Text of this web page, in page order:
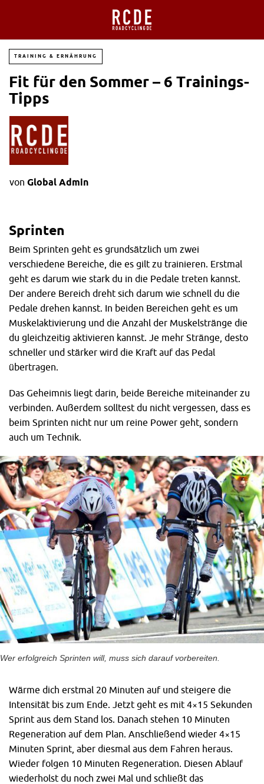
TRAINING & ERNÄHRUNG
Fit für den Sommer – 6 Trainings-
Tipps
von Global Admin
Sprinten
Beim Sprinten geht es grundsätzlich um zwei
verschiedene Bereiche, die es gilt zu trainieren. Erstmal
geht es darum wie stark du in die Pedale treten kannst.
Der andere Bereich dreht sich darum wie schnell du die
Pedale drehen kannst. In beiden Bereichen geht es um
Muskelaktivierung und die Anzahl der Muskelstränge die
du gleichzeitig aktivieren kannst. Je mehr Stränge, desto
schneller und stärker wird die Kraft auf das Pedal
übertragen.
Das Geheimnis liegt darin, beide Bereiche miteinander zu
verbinden. Außerdem solltest du nicht vergessen, dass es
beim Sprinten nicht nur um reine Power geht, sondern
auch um Technik.
Wer erfolgreich Sprinten will, muss sich darauf vorbereiten.
Wärme dich erstmal 20 Minuten auf und steigere die
Intensität bis zum Ende. Jetzt geht es mit 4×15 Sekunden
Sprint aus dem Stand los. Danach stehen 10 Minuten
Regeneration auf dem Plan. Anschließend wieder 4×15
Minuten Sprint, aber diesmal aus dem Fahren heraus.
Wieder folgen 10 Minuten Regeneration. Diesen Ablauf
wiederholst du noch zwei Mal und schließt das